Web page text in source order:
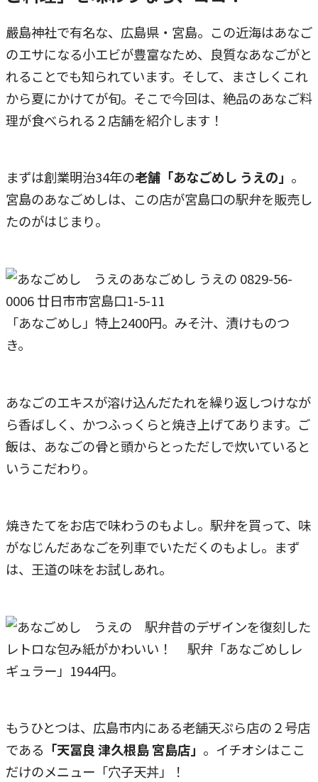
嚴島神社で有名な、広島県・宮島。この近海はあなご
のエサになる小エビが豊富なため、良質なあなごがと
れることでも知られています。そして、まさしくこれ
から夏にかけてが旬。そこで今回は、絶品のあなご料
理が食べられる２店舗を紹介します！
まずは創業明治34年の老舗「あなごめし うえの」 。
宮島のあなごめしは、この店が宮島口の駅弁を販売し
たのがはじまり。
あなごめし うえの 0829-56-
0006 廿日市市宮島口1-5-11
「あなごめし」特上2400円。みそ汁、漬けものつ
き。
あなごのエキスが溶け込んだたれを繰り返しつけなが
ら香ばしく、かつふっくらと焼き上げてあります。ご
飯は、あなごの骨と頭からとっただしで炊いていると
いうこだわり。
焼きたてをお店で味わうのもよし。駅弁を買って、味
がなじんだあなごを列車でいただくのもよし。まず
は、王道の味をお試しあれ。
昔のデザインを復刻した
レトロな包み紙がかわいい！ 駅弁「あなごめしレ
ギュラー」1944円。
もうひとつは、広島市内にある老舗天ぷら店の２号店
である 「天冨良 津久根島 宮島店」 。イチオシはここ
だけのメニュー「穴子天丼」！